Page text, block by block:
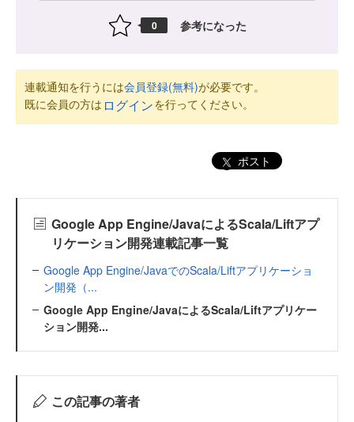
0 参考になった
連載通知を行うには会員登録(無料)が必要です。
既に会員の方は ログインを行ってください。
ポスト
Google App Engine/JavaによるScala/Liftアプ
リケーション開発連載記事一覧
Google App Engine/JavaでのScala/Liftアプリケーショ
ン開発（...
Google App Engine/JavaによるScala/Liftアプリケー
ション開発...
この記事の著者